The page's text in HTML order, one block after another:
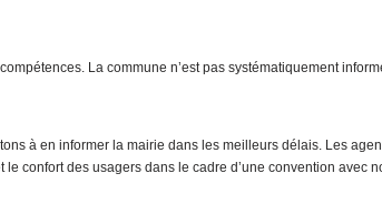
La commune n’est pas systématiquement
à en informer la mairie dans les meilleurs délais. Les
confort des usagers dans le cadre d’une convention avec